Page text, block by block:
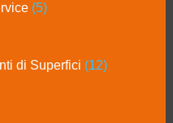
(5)
di Superfici (12)